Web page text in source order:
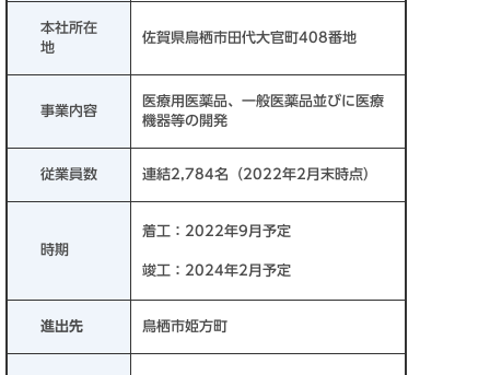
本社所在
地
佐賀県鳥栖市田代大官町408番地
事業内容
医療用医薬品、一般医薬品並びに医療
機器等の開発
従業員数 連結2,784名（2022年2月末時点）
時期
着工：2022年9月予定
竣工：2024年2月予定
進出先 鳥栖市姫方町